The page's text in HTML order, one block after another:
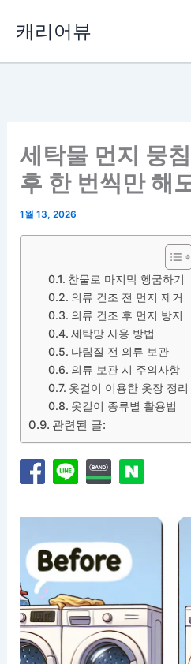
캐리어뷰
세탁물 먼지 뭉
후 한 번씩만 해
1월 13, 2026
찬물로 마지막 헹굼하기
의류 건조 전 먼지 제거
의류 건조 후 먼지 방지
세탁망 사용 방법
다림질 전 의류 보관
의류 보관 시 주의사항
옷걸이 이용한 옷장 정리
옷걸이 종류별 활용법
관련된 글: